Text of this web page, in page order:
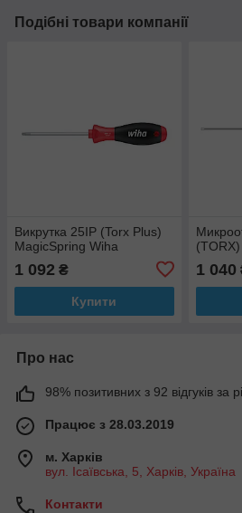
Подібні товари компанії
Викрутка 25IP (Torx Plus)
MagicSpring Wiha
1 092 ₴
Купити
1 040
Про нас
98% позитивних з 92 відгуків за
Працює з 28.03.2019
м. Харків
вул. Ісаївська, 5, Харків, Україна
Контакти